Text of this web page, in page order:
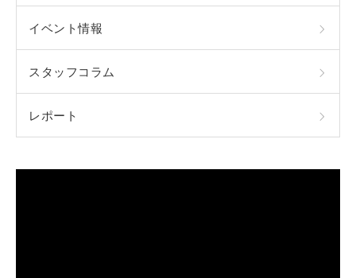
イベント情報
スタッフコラム
レポート